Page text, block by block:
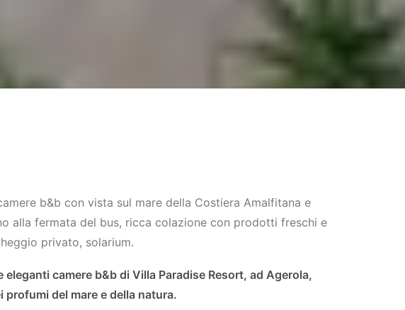
b&b con vista sul mare della Costiera Amalfitana e
alla fermata del bus, ricca colazione con prodotti freschi e
privato, solarium.
eleganti camere b&b di Villa Paradise Resort, ad Agerola,
profumi del mare e della natura.